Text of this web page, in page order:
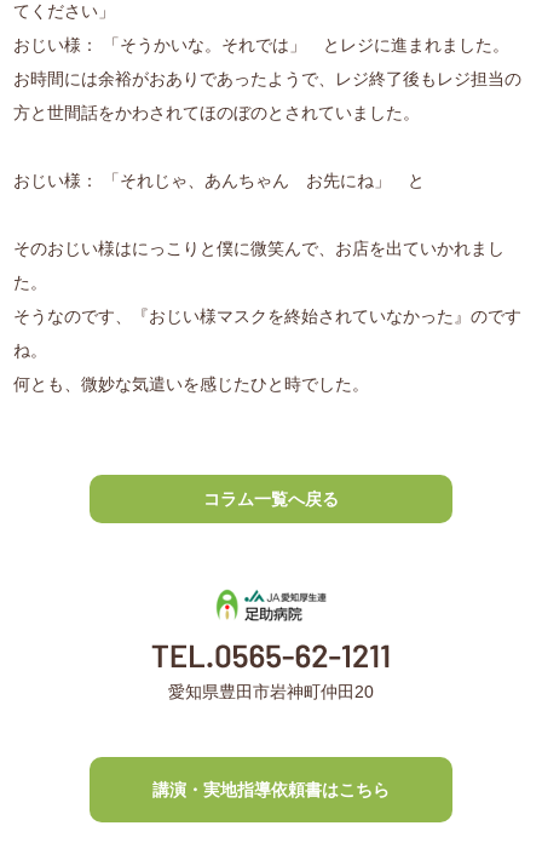
てください」
おじい様： 「そうかいな。それでは」 とレジに進まれました。
お時間には余裕がおありであったようで、レジ終了後もレジ担当の
方と世間話をかわされてほのぼのとされていました。
おじい様： 「それじゃ、あんちゃん お先にね」 と
そのおじい様はにっこりと僕に微笑んで、お店を出ていかれまし
た。
そうなのです、『おじい様マスクを終始されていなかった』のです
ね。
何とも、微妙な気遣いを感じたひと時でした。
コラム一覧へ戻る
愛知県豊田市岩神町仲田20
講演・実地指導依頼書はこちら